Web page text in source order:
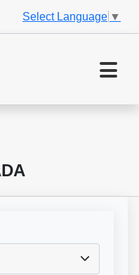
Select Language ▼